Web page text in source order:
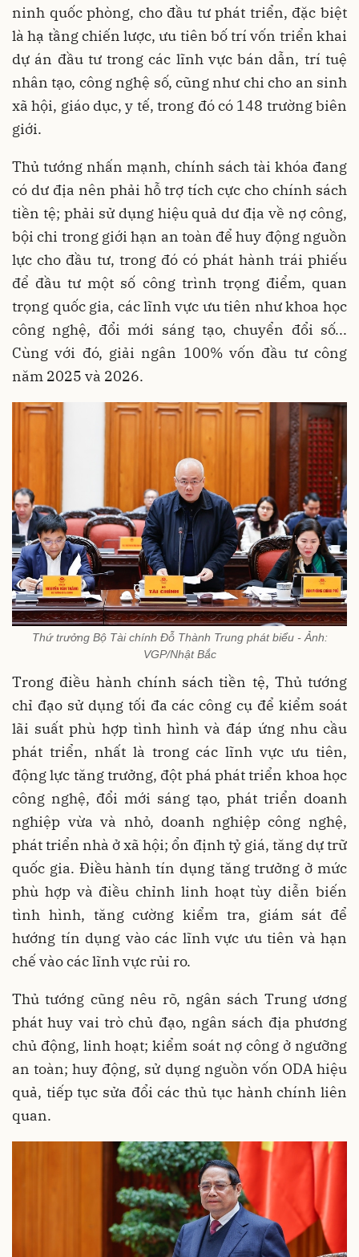
ninh quốc phòng, cho đầu tư phát triển, đặc biệt
là hạ tầng chiến lược, ưu tiên bố trí vốn triển khai
dự án đầu tư trong các lĩnh vực bán dẫn, trí tuệ
nhân tạo, công nghệ số, cũng như chi cho an sinh
xã hội, giáo dục, y tế, trong đó có 148 trường biên
giới.
Thủ tướng nhấn mạnh, chính sách tài khóa đang
có dư địa nên phải hỗ trợ tích cực cho chính sách
tiền tệ; phải sử dụng hiệu quả dư địa về nợ công,
bội chi trong giới hạn an toàn để huy động nguồn
lực cho đầu tư, trong đó có phát hành trái phiếu
để đầu tư một số công trình trọng điểm, quan
trọng quốc gia, các lĩnh vực ưu tiên như khoa học
công nghệ, đổi mới sáng tạo, chuyển đổi số...
Cùng với đó, giải ngân 100% vốn đầu tư công
năm 2025 và 2026.
Thứ trưởng Bộ Tài chính Đỗ Thành Trung phát biểu - Ảnh:
VGP/Nhật Bắc
Trong điều hành chính sách tiền tệ, Thủ tướng
chỉ đạo sử dụng tối đa các công cụ để kiểm soát
lãi suất phù hợp tình hình và đáp ứng nhu cầu
phát triển, nhất là trong các lĩnh vực ưu tiên,
động lực tăng trưởng, đột phá phát triển khoa học
công nghệ, đổi mới sáng tạo, phát triển doanh
nghiệp vừa và nhỏ, doanh nghiệp công nghệ,
phát triển nhà ở xã hội; ổn định tỷ giá, tăng dự trữ
quốc gia. Điều hành tín dụng tăng trưởng ở mức
phù hợp và điều chỉnh linh hoạt tùy diễn biến
tình hình, tăng cường kiểm tra, giám sát để
hướng tín dụng vào các lĩnh vực ưu tiên và hạn
chế vào các lĩnh vực rủi ro.
Thủ tướng cũng nêu rõ, ngân sách Trung ương
phát huy vai trò chủ đạo, ngân sách địa phương
chủ động, linh hoạt; kiểm soát nợ công ở ngưỡng
an toàn; huy động, sử dụng nguồn vốn ODA hiệu
quả, tiếp tục sửa đổi các thủ tục hành chính liên
quan.